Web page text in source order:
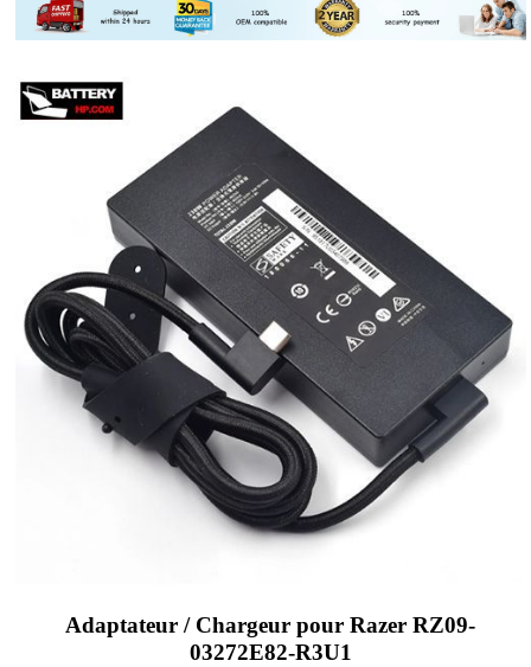
Adaptateur / Chargeur pour Razer RZ09-
03272E82-R3U1